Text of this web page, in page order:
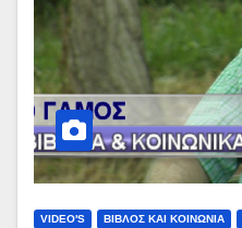
VIDEO'S ΒΙΒΛΟΣ ΚΑΙ ΚΟΙΝΩΝΙΑ